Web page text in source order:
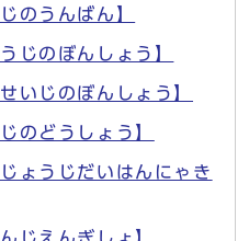
のうんばん】
じのぼんしょう】
いじのぼんしょう】
のどうしょう】
ょうじだいはんにゃき